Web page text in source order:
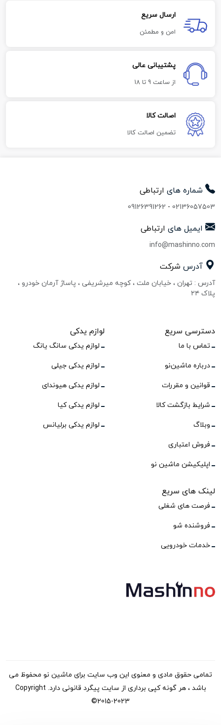
ارسال سریع
امن و مطمئن
پشتیبانی عالی
از ساعت 9 تا 18
اصالت کالا
تضمین اصالت کالا
شماره های ارتباطی
02136057503
-
09126391262
ایمیل های ارتباطی
info@mashinno.com
آدرس شرکت
آدرس : تهران ، خیابان ملت ، کوچه میرشریفی ، پاساژ آرمان خودرو ،
پلاک ۲۴
دسترسی سریع
تماس با ما
درباره ماشین‌نو
قوانین و مقررات
شرایط بازگشت کالا
وبلاگ
فروش اعتباری
اپلیکیشن ماشین نو
لوازم یدکی
لوازم یدکی سانگ یانگ
لوازم یدکی جیلی
لوازم یدکی هیوندای
لوازم یدکی کیا
لوازم یدکی برلیانس
لینک های سریع
فرصت های شغلی
فروشنده شو
خدمات خودرویی
تمامی حقوق مادی و معنوی این وب سایت برای ماشین نو محفوظ می
باشد ، هر گونه کپی برداری از سایت پیگرد قانونی دارد. Copyright
©2015-2023